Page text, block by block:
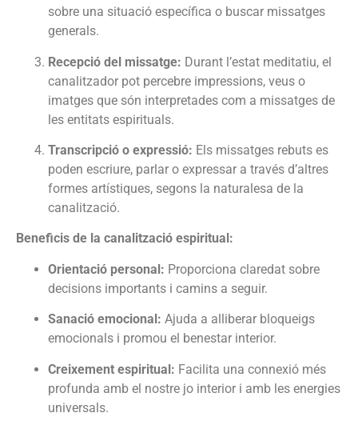
sobre una situació específica o buscar missatges
generals.
Recepció del missatge: Durant l’estat meditatiu, el
canalitzador pot percebre impressions, veus o
imatges que són interpretades com a missatges de
les entitats espirituals.
Transcripció o expressió: Els missatges rebuts es
poden escriure, parlar o expressar a través d’altres
formes artístiques, segons la naturalesa de la
canalització.
Beneficis de la canalització espiritual:
Orientació personal: Proporciona claredat sobre
decisions importants i camins a seguir.
Sanació emocional: Ajuda a alliberar bloqueigs
emocionals i promou el benestar interior.
Creixement espiritual: Facilita una connexió més
profunda amb el nostre jo interior i amb les energies
universals.